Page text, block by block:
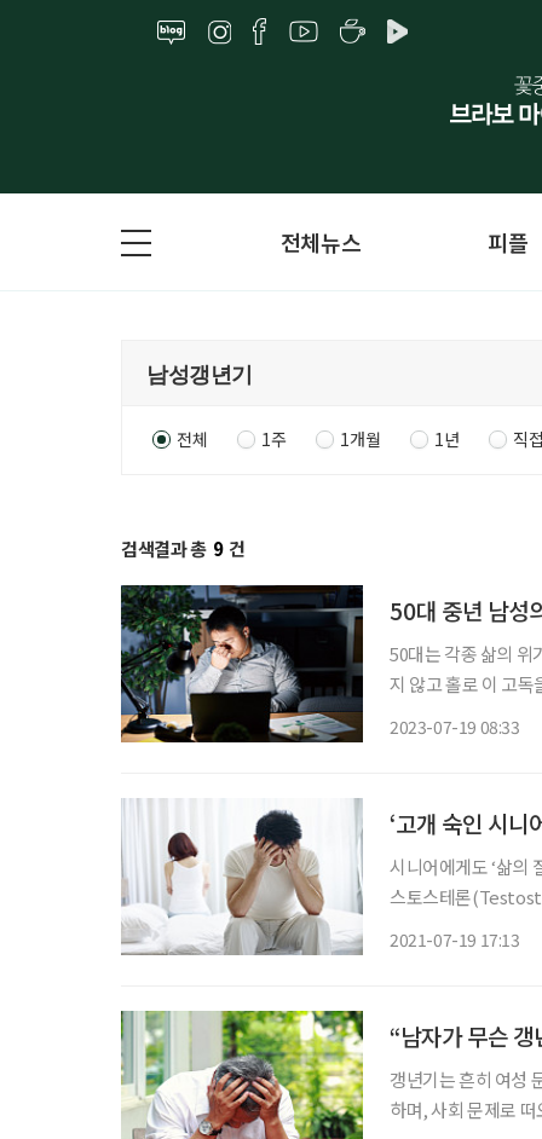
전체뉴스 피플
전체 1주 1개월 1년 직
검색결과 총 9 건
50대 중년 남성
50대는 각종 삶의 위
지 않고 홀로 이 고
2023-07-19 08:33
‘고개 숙인 시니
시니어에게도 ‘삶의
스토스테론
2021-07-19 17:13
“남자가 무슨
갱년기는 흔히 여성
하며, 사회 문제로